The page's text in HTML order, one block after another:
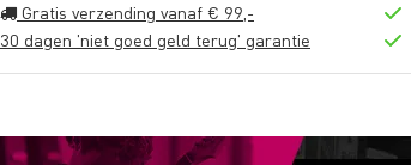
Gratis verzending vanaf € 99,-
30 dagen 'niet goed geld terug' garantie